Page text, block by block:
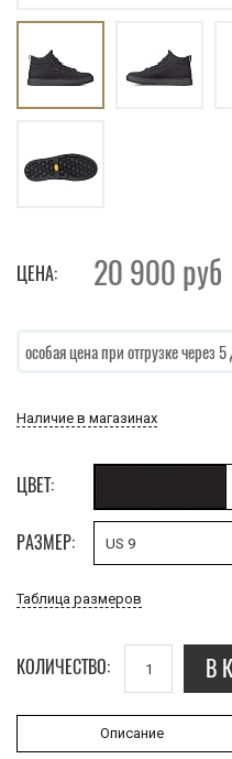
ЦЕНА: 20 900 руб
особая цена при отгрузке через 5
Наличие в магазинах
ЦВЕТ:
РАЗМЕР: US 9
Таблица размеров
КОЛИЧЕСТВО: В
Описание